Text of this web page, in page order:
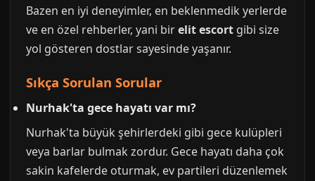
Bazen en iyi deneyimler, en beklenmedik yerlerde
ve en özel rehberler, yani birelit escort gibi size
yol gösteren dostlar sayesinde yaşanır.
Sıkça Sorulan Sorular
Nurhak'ta gece hayatı var mı?
Nurhak'ta büyük şehirlerdeki gibi gece kulüpleri
veya barlar bulmak zordur. Gece hayatı daha çok
sakin kafelerde oturmak, ev partileri düzenlemek